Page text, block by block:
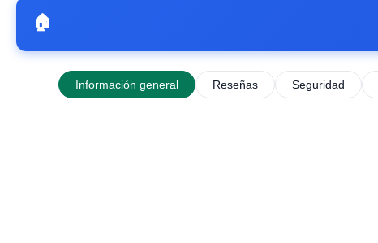
🏠
Información general Reseñas Seguridad